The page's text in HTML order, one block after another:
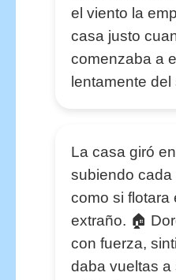
el viento la
casa justo
comenzaba a
lentamente del
La casa giró
subiendo cada
como si flotara
extraño. 🏠
con fuerza,
daba vueltas a